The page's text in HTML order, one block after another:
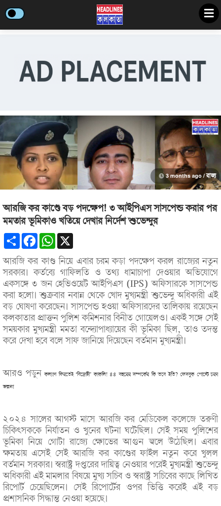
3 months ago /রাজ্য
আরজি কর কাণ্ডে বড় পদক্ষেপ! ৩ আইপিএস সাসপেন্ড করার পর
মমতার ভূমিকাও খতিয়ে দেখার নির্দেশ শুভেন্দুর
Share FacebookWhatsApp
আরজি কর কাণ্ড নিয়ে এবার চরম কড়া পদক্ষেপ করল রাজ্যের নতুন
সরকার। কর্তব্যে গাফিলতি ও তথ্য ধামাচাপা দেওয়ার অভিযোগে
একসঙ্গে ৩ জন হেভিওয়েট আইপিএস (IPS) অফিসারকে সাসপেন্ড
করা হলো। শুক্রবার নবান্ন থেকে খোদ মুখ্যমন্ত্রী শুভেন্দু অধিকারী এই
বড় ঘোষণা করেছেন। সাসপেন্ড হওয়া অফিসারদের তালিকায় রয়েছেন
কলকাতার প্রাক্তন পুলিশ কমিশনার বিনীত গোয়েলও। একই সঙ্গে সেই
সময়কার মুখ্যমন্ত্রী মমতা বন্দ্যোপাধ্যায়ের কী ভূমিকা ছিল, তাও তদন্ত
করে দেখা হবে বলে সাফ জানিয়ে দিয়েছেন বর্তমান মুখ্যমন্ত্রী।
আরও পড়ুনকল্যাণ ফিরতেই ‘বিদ্রোহী’ কাকলি! ৪৪ বছরের সম্পর্কের কি তবে ইতি? ফেসবুক পোস্টে চরম
জল্পনা
২০২৪ সালের আগস্ট মাসে আরজি কর মেডিকেল কলেজে তরুণী
চিকিৎসককে নির্যাতন ও খুনের ঘটনা ঘটেছিল। সেই সময় পুলিশের
ভূমিকা নিয়ে গোটা রাজ্যে ক্ষোভের আগুন জ্বলে উঠেছিল। এবার
ক্ষমতায় এসেই সেই আরজি কর কাণ্ডের ফাইল নতুন করে খুলল
বর্তমান সরকার। স্বরাষ্ট্র দপ্তরের দায়িত্ব নেওয়ার পরেই মুখ্যমন্ত্রী শুভেন্দু
অধিকারী এই মামলার বিষয়ে মুখ্য সচিব ও স্বরাষ্ট্র সচিবের কাছে লিখিত
রিপোর্ট চেয়েছিলেন। সেই রিপোর্টের ওপর ভিত্তি করেই এই বড়
প্রশাসনিক সিদ্ধান্ত নেওয়া হয়েছে।